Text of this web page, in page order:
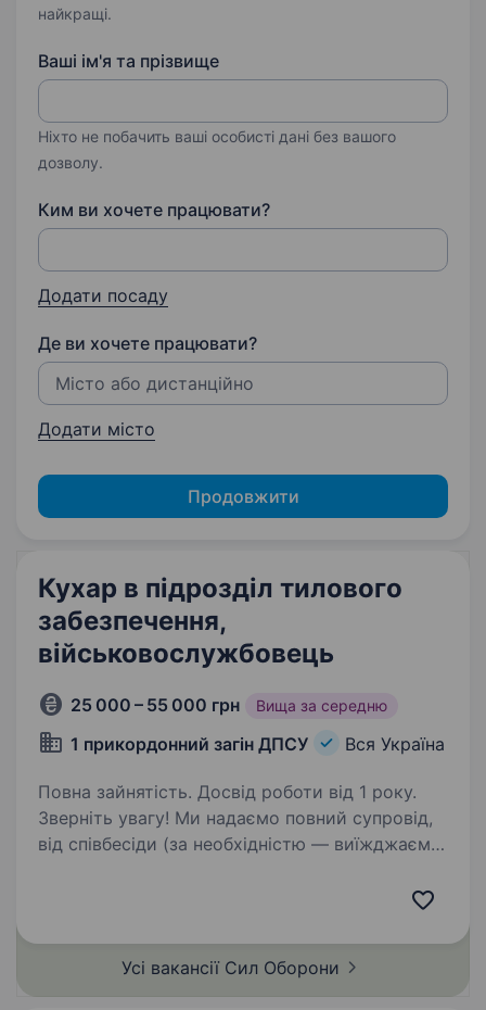
найкращі.
Ваші ім'я та прізвище
Ніхто не побачить ваші особисті дані без вашого
дозволу.
Ким ви хочете працювати?
Додати посаду
Де ви хочете працювати?
Додати місто
Продовжити
Кухар в підрозділ тилового
забезпечення,
військовослужбовець
25 000 – 55 000 грн Вища за середню
1 прикордонний загін ДПСУ Вся Україна
Повна зайнятість. Досвід роботи від 1 року.
Зверніть увагу! Ми надаємо повний супровід,
від співбесіди (за необхідністю — виїжджаємо
Переведення чинних військовослужбовців НЕ
УЧАСТЬ У БОЙОВИХ…
Усі вакансії Сил Оборони